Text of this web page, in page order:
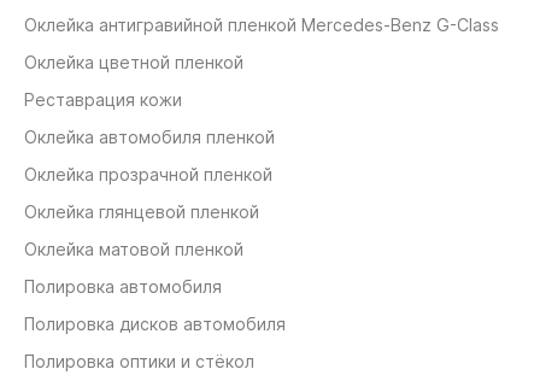
Оклейка антигравийной пленкой Mercedes-Benz G-Class
Оклейка цветной пленкой
Реставрация кожи
Оклейка автомобиля пленкой
Оклейка прозрачной пленкой
Оклейка глянцевой пленкой
Оклейка матовой пленкой
Полировка автомобиля
Полировка дисков автомобиля
Полировка оптики и стёкол